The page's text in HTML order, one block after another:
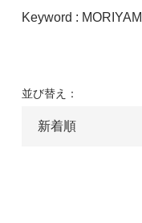
Keyword :
並び替え：